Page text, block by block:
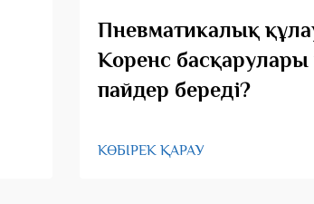
Пневматикалық
Коренс басқарулары
пайдер береді?
КӨБІРЕК ҚАРАУ